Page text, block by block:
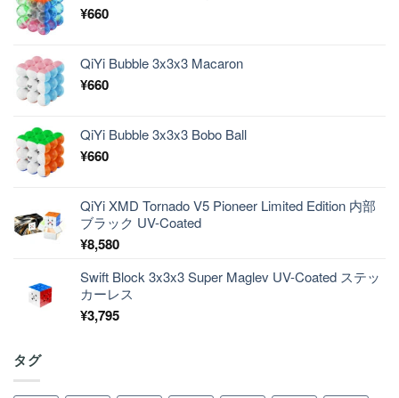
¥660
QiYi Bubble 3x3x3 Macaron
¥660
QiYi Bubble 3x3x3 Bobo Ball
¥660
QiYi XMD Tornado V5 Pioneer Limited Edition 内部
ブラック UV-Coated
¥8,580
Swift Block 3x3x3 Super Maglev UV-Coated ステッ
カーレス
¥3,795
タグ